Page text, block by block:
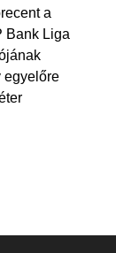
a
Bank Liga
egyelőre